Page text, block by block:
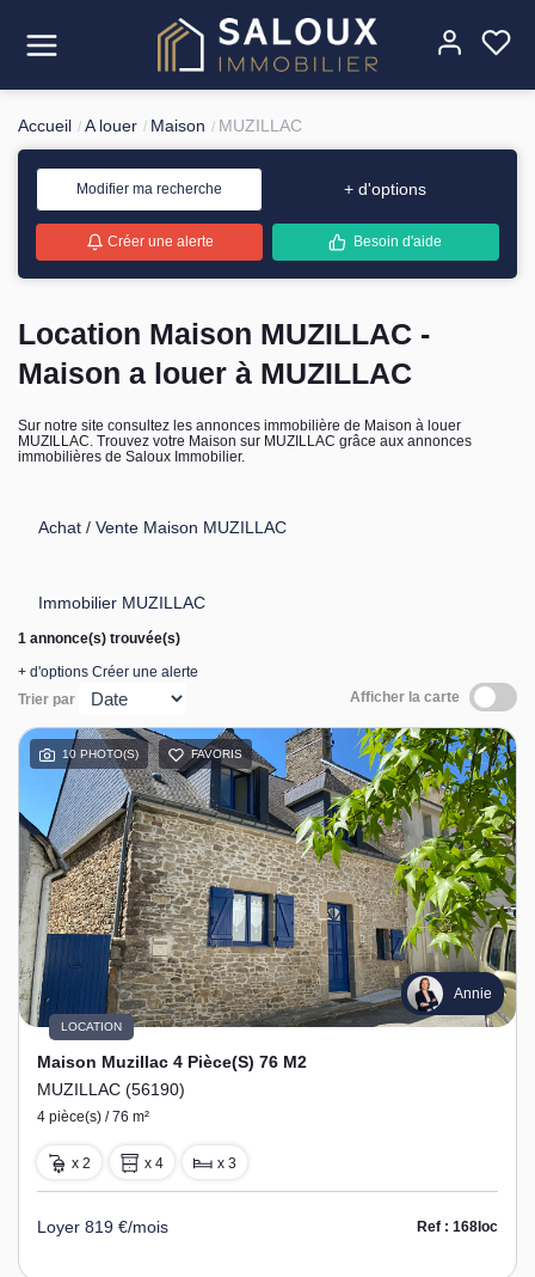
Acheter
Louer
Estimer
Vendre
L'agence
Contact
Accueil A louer Maison MUZILLAC
Modifier ma recherche + d'options
Créer une alerte Besoin d'aide
Location Maison MUZILLAC -
Maison a louer à MUZILLAC
Sur notre site consultez les annonces immobilière de Maison à louer
MUZILLAC. Trouvez votre Maison sur MUZILLAC grâce aux annonces
immobilières de Saloux Immobilier.
Achat / Vente Maison MUZILLAC
Immobilier MUZILLAC
1 annonce(s) trouvée(s)
+ d'options Créer une alerte
Trier par
Afficher la carte
10 PHOTO(S) FAVORIS
Annie
LOCATION
Maison Muzillac 4 Pièce(s) 76 M2
MUZILLAC (56190)
4 pièce(s) / 76 m²
x 2 x 4 x 3
Loyer 819 €/mois Ref : 168loc